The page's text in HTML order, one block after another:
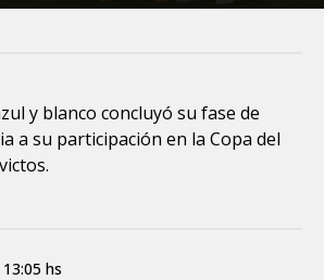
y blanco concluyó su fase de
a su participación en la Copa del
hs